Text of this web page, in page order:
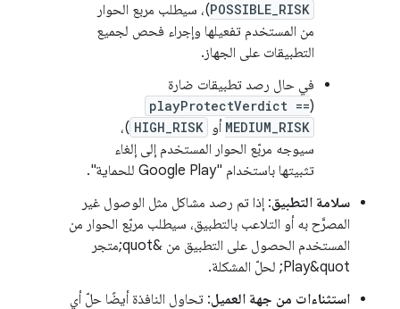
POSSIBLE_RISK)، سيطلب مربع الحوار
من المستخدم تفعيلها وإجراء فحص لجميع
التطبيقات على الجهاز.
في حال رصد تطبيقات ضارة
(
playProtectVerdict ==
MEDIUM_RISK أو HIGH_RISK )،
سيوجه مربّع الحوار المستخدم إلى إلغاء
تثبيتها باستخدام "Google Play للحماية".
سلامة التطبيق: إذا تم رصد مشاكل مثل الوصول غير
المصرَّح به أو التلاعب بالتطبيق، سيطلب مربّع الحوار من
المستخدم الحصول على التطبيق من &quot;متجر
Play&quot; لحلّ المشكلة.
استثناءات من جهة العميل: تحاول النافذة أيضًا حلّ أي